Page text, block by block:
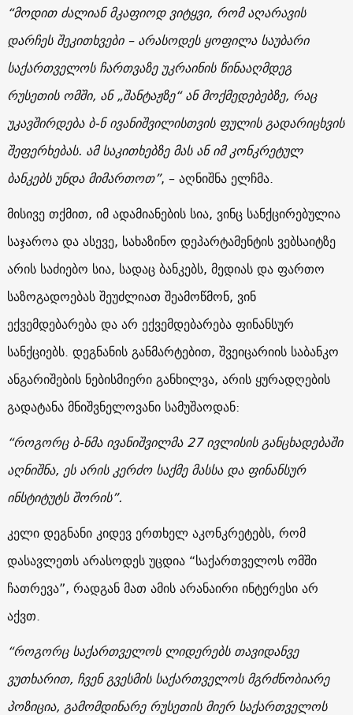
“მოდით ძალიან მკაფიოდ ვიტყვი, რომ აღარავის
დარჩეს შეკითხვები – არასოდეს ყოფილა საუბარი
საქართველოს ჩართვაზე უკრაინის წინააღმდეგ
რუსეთის ომში, ან „შანტაჟზე“ ან მოქმედებებზე, რაც
უკავშირდება ბ-ნ ივანიშვილისთვის ფულის გადარიცხვის
შეფერხებას. ამ საკითხებზე მას ან იმ კონკრეტულ
ბანკებს უნდა მიმართოთ”, – აღნიშნა ელჩმა.
მისივე თქმით, იმ ადამიანების სია, ვინც სანქცირებულია
საჯაროა და ასევე, სახაზინო დეპარტამენტის ვებსაიტზე
არის საძიებო სია, სადაც ბანკებს, მედიას და ფართო
საზოგადოებას შეუძლიათ შეამოწმონ, ვინ
ექვემდებარება და არ ექვემდებარება ფინანსურ
სანქციებს. დეგნანის განმარტებით, შვეიცარიის საბანკო
ანგარიშების ნებისმიერი განხილვა, არის ყურადღების
გადატანა მნიშვნელოვანი სამუშაოდან:
“როგორც ბ-ნმა ივანიშვილმა 27 ივლისის განცხადებაში
აღნიშნა, ეს არის კერძო საქმე მასსა და ფინანსურ
ინსტიტუტს შორის”.
კელი დეგნანი კიდევ ერთხელ აკონკრეტებს, რომ
დასავლეთს არასოდეს უცდია “საქართველოს ომში
ჩათრევა”, რადგან მათ ამის არანაირი ინტერესი არ
აქვთ.
“როგორც საქართველოს ლიდერებს თავიდანვე
ვუთხარით, ჩვენ გვესმის საქართველოს მგრძნობიარე
პოზიცია, გამომდინარე რუსეთის მიერ საქართველოს